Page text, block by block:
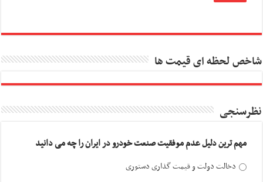
شاخص لحظه ای قیمت ها
نظرسنجی
مهم ترین دلیل عدم موفقیت صنعت خودرو در ایران را چه می دانید
دخالت دولت و قیمت گذاری دستوری